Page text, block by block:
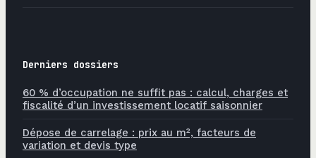
Derniers dossiers
60 % d’occupation ne suffit pas : calcul, charges et
fiscalité d’un investissement locatif saisonnier
Dépose de carrelage : prix au m², facteurs de
variation et devis type